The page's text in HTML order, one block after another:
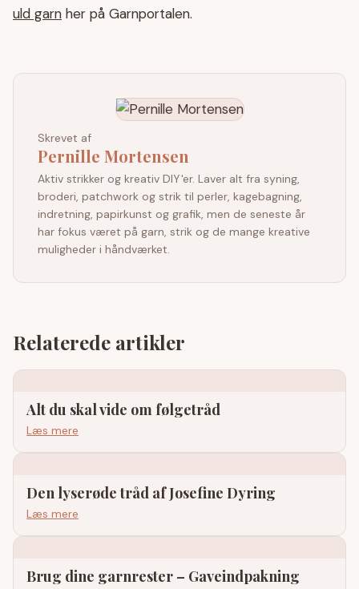
uld garn her på Garnportalen.
Skrevet af
Pernille Mortensen
Aktiv strikker og kreativ DIY'er. Laver alt fra syning,
broderi, patchwork og strik til perler, kagebagning,
indretning, papirkunst og grafik, men de seneste år
har fokus været på garn, strik og de mange kreative
muligheder i håndværket.
Relaterede artikler
Alt du skal vide om følgetråd
Læs mere
Den lyserøde tråd af Josefine Dyring
Læs mere
Brug dine garnrester – Gaveindpakning